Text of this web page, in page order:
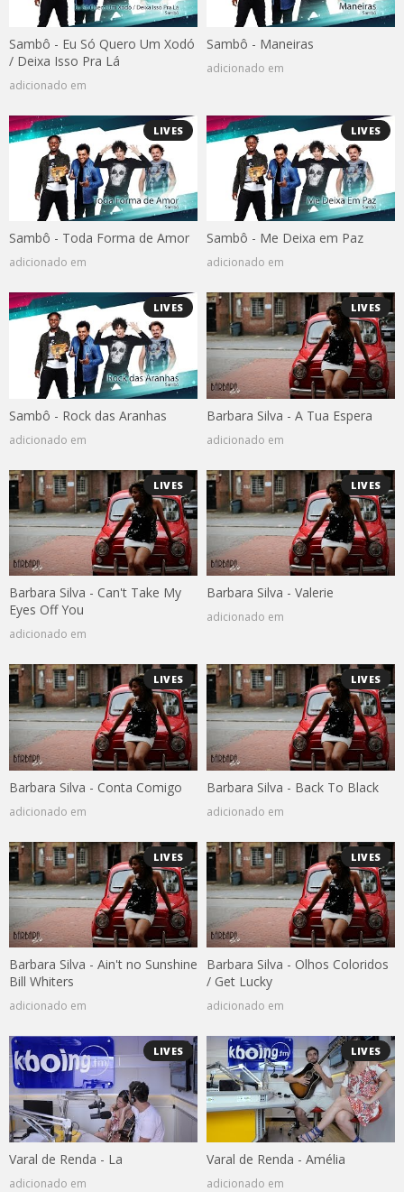
Sambô - Eu Só Quero Um Xodó
/ Deixa Isso Pra Lá
adicionado em
Sambô - Maneiras
adicionado em
LIVES
Sambô - Toda Forma de Amor
adicionado em
LIVES
Sambô - Me Deixa em Paz
adicionado em
LIVES
Sambô - Rock das Aranhas
adicionado em
LIVES
Barbara Silva - A Tua Espera
adicionado em
LIVES
Barbara Silva - Can't Take My
Eyes Off You
adicionado em
LIVES
Barbara Silva - Valerie
adicionado em
LIVES
Barbara Silva - Conta Comigo
adicionado em
LIVES
Barbara Silva - Back To Black
adicionado em
LIVES
Barbara Silva - Ain't no Sunshine
Bill Whiters
adicionado em
LIVES
Barbara Silva - Olhos Coloridos
/ Get Lucky
adicionado em
LIVES
Varal de Renda - La
adicionado em
LIVES
Varal de Renda - Amélia
adicionado em